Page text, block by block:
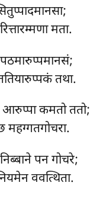
मता.
तथा.
आरुप्पा कमतो ततो;
पन गोचरे;
ववत्थिता.